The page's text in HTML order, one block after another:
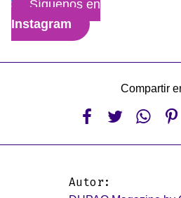
Síguenos en
Instagram
Compartir
   
Autor: